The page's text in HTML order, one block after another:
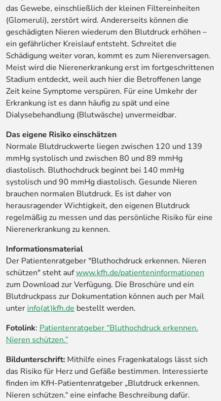
das Gewebe, einschließlich der kleinen Filtereinheiten
(Glomeruli), zerstört wird. Andererseits können die
geschädigten Nieren wiederum den Blutdruck erhöhen –
ein gefährlicher Kreislauf entsteht. Schreitet die
Schädigung weiter voran, kommt es zum Nierenversagen.
Meist wird die Nierenerkrankung erst im fortgeschrittenen
Stadium entdeckt, weil auch hier die Betroffenen lange
Zeit keine Symptome verspüren. Für eine Umkehr der
Erkrankung ist es dann häufig zu spät und eine
Dialysebehandlung (Blutwäsche) unvermeidbar.
Das eigene Risiko einschätzen
Normale Blutdruckwerte liegen zwischen 120 und 139
mmHg systolisch und zwischen 80 und 89 mmHg
diastolisch. Bluthochdruck beginnt bei 140 mmHg
systolisch und 90 mmHg diastolisch. Gesunde Nieren
brauchen normalen Blutdruck. Es ist daher von
herausragender Wichtigkeit, den eigenen Blutdruck
regelmäßig zu messen und das persönliche Risiko für eine
Nierenerkrankung zu kennen.
Informationsmaterial
Der Patientenratgeber "Bluthochdruck erkennen. Nieren
schützen" steht aufwww.kfh.de/patienteninformationen
zum Download zur Verfügung. Die Broschüre und ein
Blutdruckpass zur Dokumentation können auch per Mail
unter info(at)kfh.de bestellt werden.
Fotolink: Patientenratgeber “Bluthochdruck erkennen.
Nieren schützen.”
Bildunterschrift: Mithilfe eines Fragenkatalogs lässt sich
das Risiko für Herz und Gefäße bestimmen. Interessierte
finden im KfH-Patientenratgeber „Blutdruck erkennen.
Nieren schützen.“ eine einfache Beschreibung dafür.